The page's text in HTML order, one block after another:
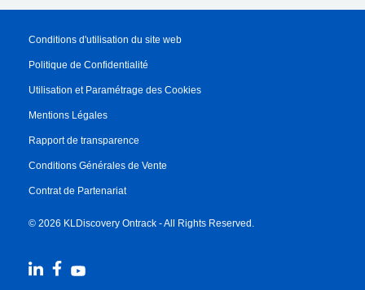
Conditions d'utilisation du site web
Politique de Confidentialité
Utilisation et Paramétrage des Cookies
Mentions Légales
Rapport de transparence
Conditions Générales de Vente
Contrat de Partenariat
© 2026 KLDiscovery Ontrack - All Rights Reserved.